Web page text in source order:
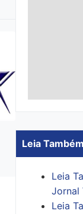
Leia Também
Leia
Jornal
Leia